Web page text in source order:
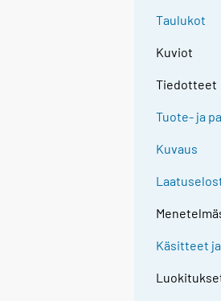
Taulukot
Kuviot
Tiedotteet
Tuote- ja
Kuvaus
Käsitteet